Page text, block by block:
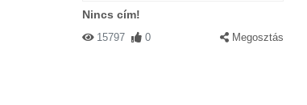
Nincs cím!
15797 0 Megosztás